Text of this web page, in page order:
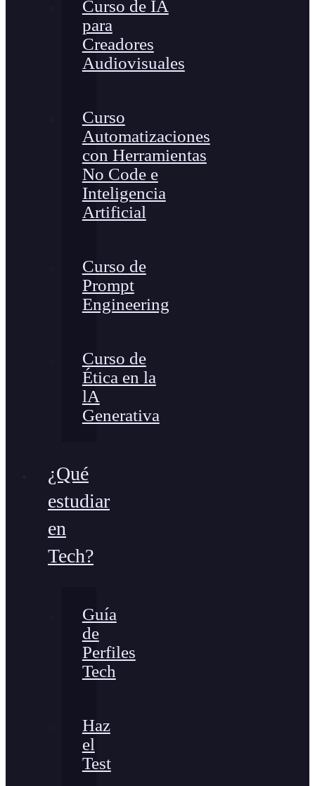
Curso de IA
para
Creadores
Audiovisuales
Curso
Automatizaciones
con Herramientas
No Code e
Inteligencia
Artificial
Curso de
Prompt
Engineering
Curso de
Ética en la
lA
Generativa
¿Qué
estudiar
en
Tech?
Guía
de
Perfiles
Tech
Haz
el
Test